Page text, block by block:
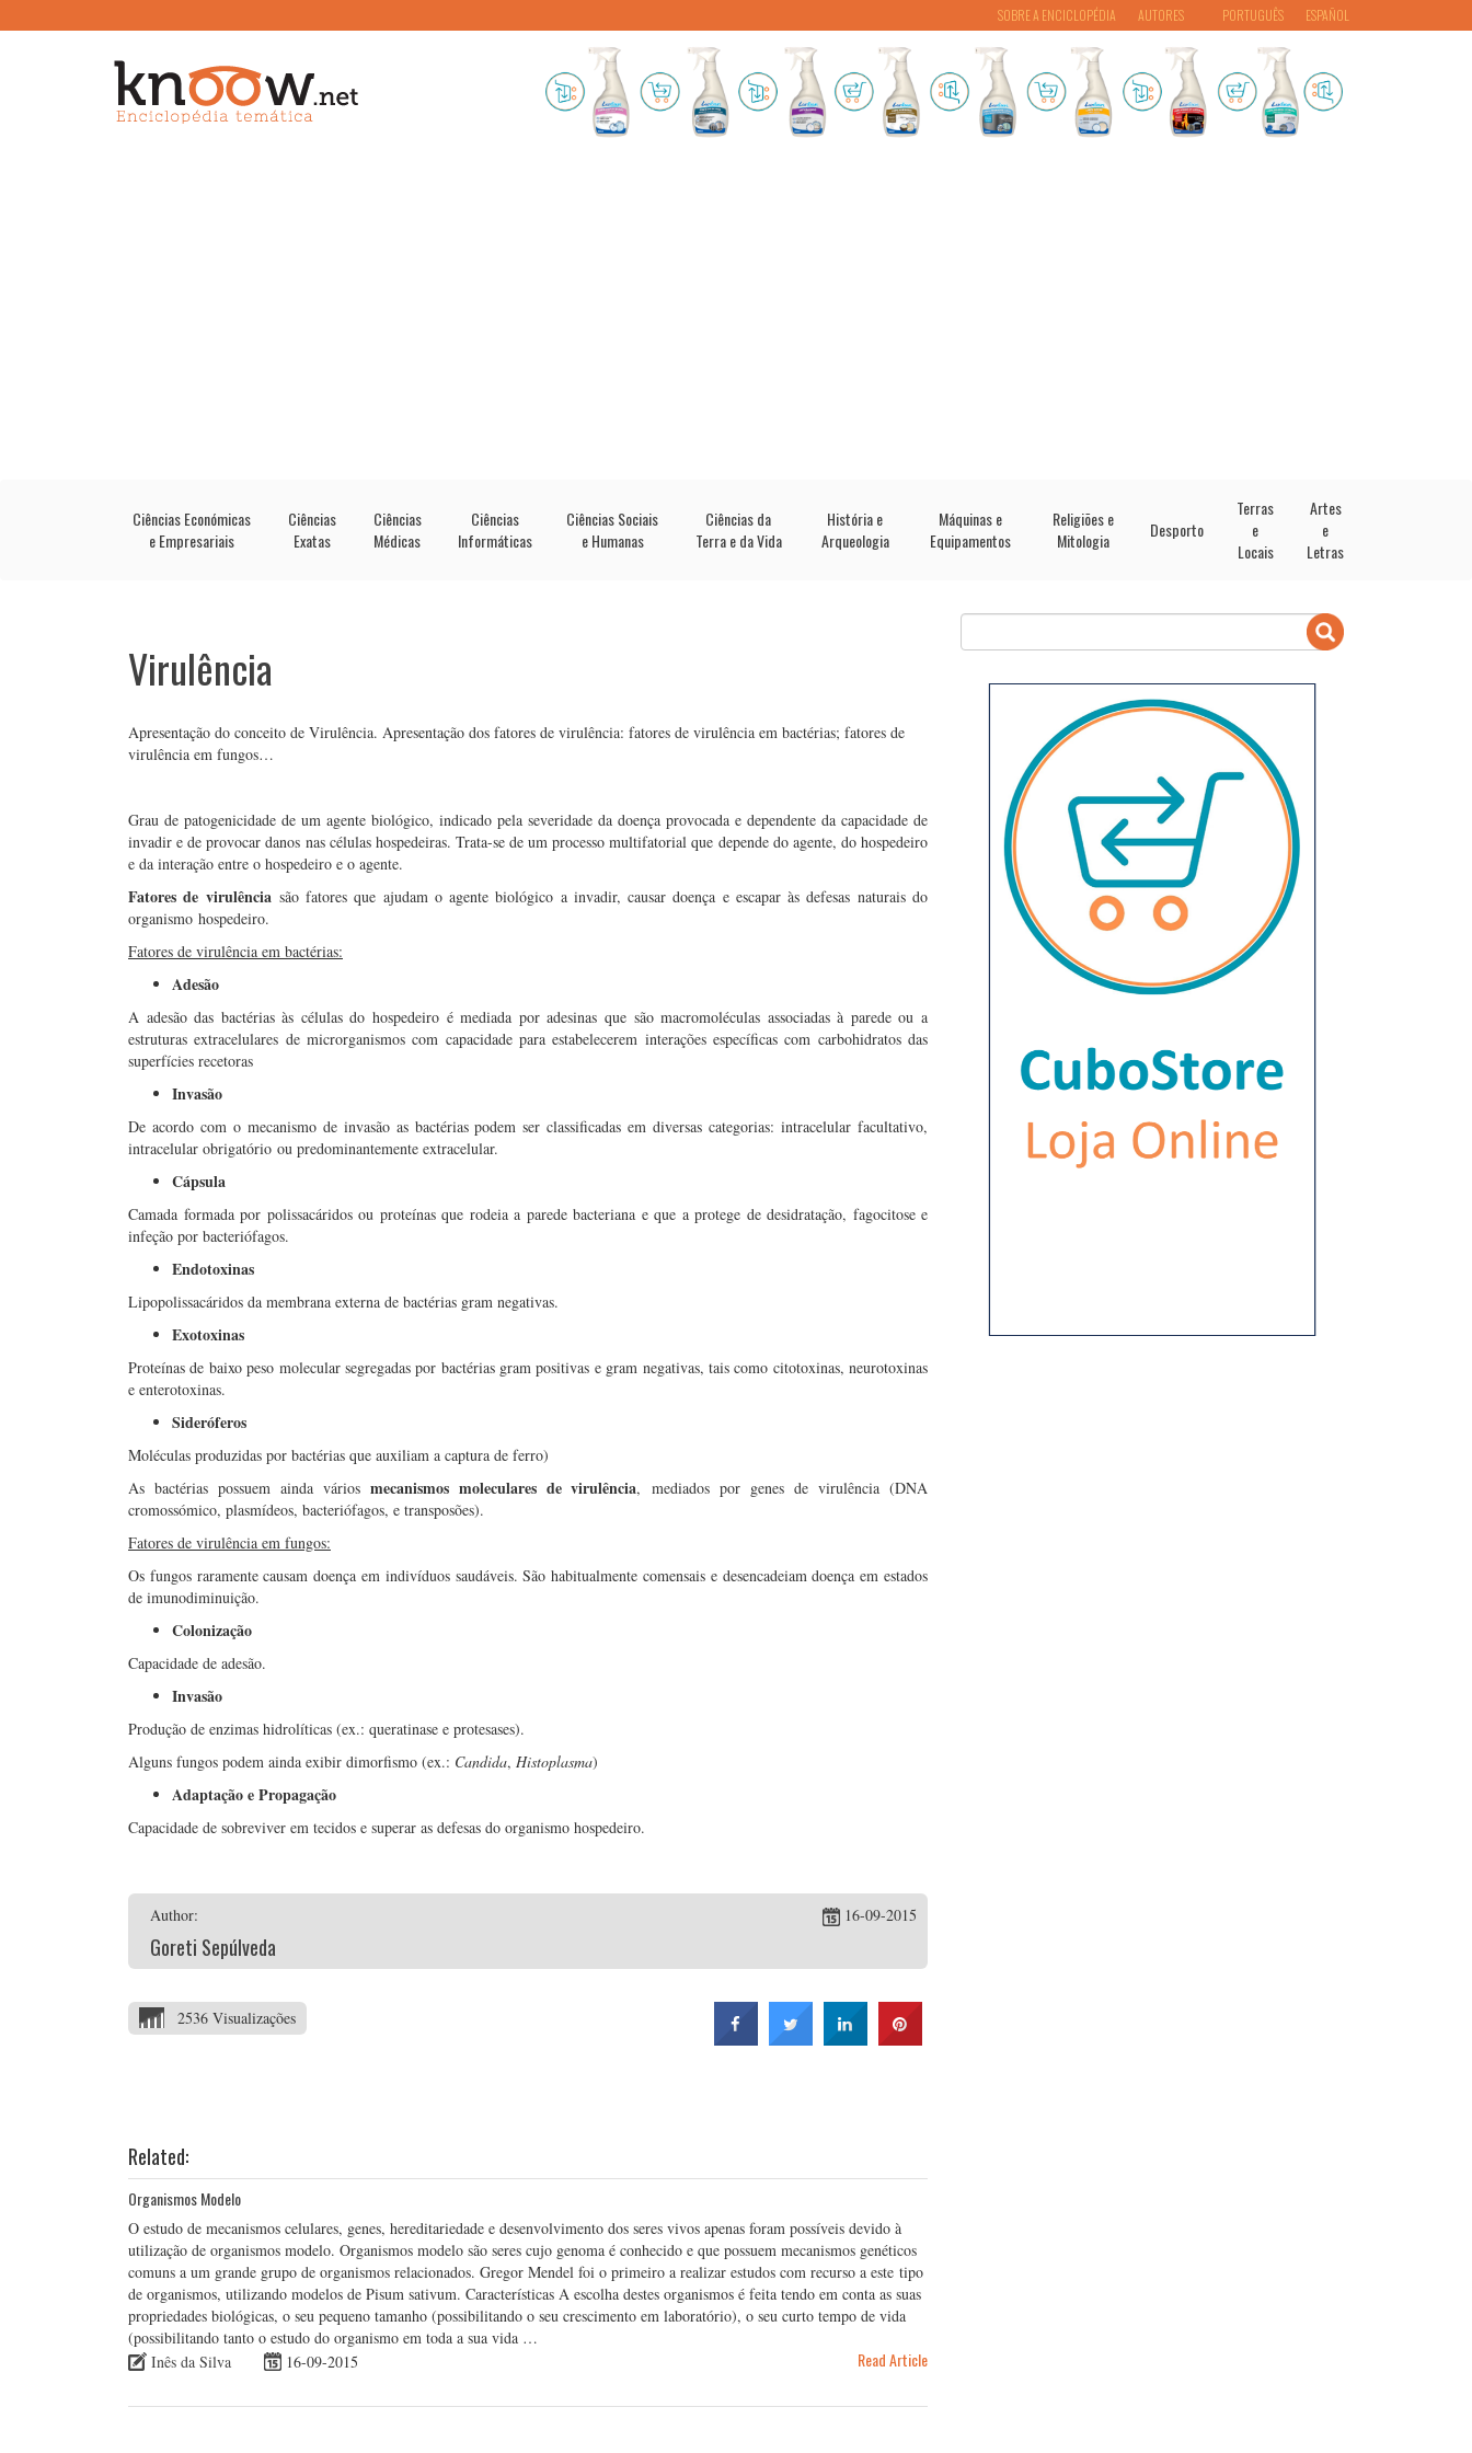
PORTUGUÊS ESPAÑOL
SOBRE A ENCICLOPÉDIA AUTORES
Ciências Económicas
e Empresariais
Ciências
Exatas
Ciências
Médicas
Ciências
Informáticas
Ciências Sociais
e Humanas
Ciências da
Terra e da Vida
História e
Arqueologia
Máquinas e
Equipamentos
Religiões e
Mitologia
Desporto
Terras
e
Locais
Artes
e
Letras
Virulência
Apresentação do conceito de Virulência. Apresentação dos fatores de virulência: fatores de virulência em bactérias; fatores de
virulência em fungos…
Grau de patogenicidade de um agente biológico, indicado pela severidade da doença provocada e dependente da capacidade de
invadir e de provocar danos nas células hospedeiras. Trata-se de um processo multifatorial que depende do agente, do hospedeiro
e da interação entre o hospedeiro e o agente.
Fatores de virulência são fatores que ajudam o agente biológico a invadir, causar doença e escapar às defesas naturais do
organismo hospedeiro.
Fatores de virulência em bactérias:
Adesão
A adesão das bactérias às células do hospedeiro é mediada por adesinas que são macromoléculas associadas à parede ou a
estruturas extracelulares de microrganismos com capacidade para estabelecerem interações específicas com carbohidratos das
superfícies recetoras
Invasão
De acordo com o mecanismo de invasão as bactérias podem ser classificadas em diversas categorias: intracelular facultativo,
intracelular obrigatório ou predominantemente extracelular.
Cápsula
Camada formada por polissacáridos ou proteínas que rodeia a parede bacteriana e que a protege de desidratação, fagocitose e
infeção por bacteriófagos.
Endotoxinas
Lipopolissacáridos da membrana externa de bactérias gram negativas.
Exotoxinas
Proteínas de baixo peso molecular segregadas por bactérias gram positivas e gram negativas, tais como citotoxinas, neurotoxinas
e enterotoxinas.
Sideróferos
Moléculas produzidas por bactérias que auxiliam a captura de ferro)
As bactérias possuem ainda vários mecanismos moleculares de virulência, mediados por genes de virulência (DNA
cromossómico, plasmídeos, bacteriófagos, e transposões).
Fatores de virulência em fungos:
Os fungos raramente causam doença em indivíduos saudáveis. São habitualmente comensais e desencadeiam doença em estados
de imunodiminuição.
Colonização
Capacidade de adesão.
Invasão
Produção de enzimas hidrolíticas (ex.: queratinase e protesases).
Alguns fungos podem ainda exibir dimorfismo (ex.: Candida, Histoplasma)
Adaptação e Propagação
Capacidade de sobreviver em tecidos e superar as defesas do organismo hospedeiro.
Author:
Goreti Sepúlveda
16-09-2015
2536 Visualizações
Related:
Organismos Modelo
O estudo de mecanismos celulares, genes, hereditariedade e desenvolvimento dos seres vivos apenas foram possíveis devido à
utilização de organismos modelo. Organismos modelo são seres cujo genoma é conhecido e que possuem mecanismos genéticos
comuns a um grande grupo de organismos relacionados. Gregor Mendel foi o primeiro a realizar estudos com recurso a este tipo
de organismos, utilizando modelos de Pisum sativum. Características A escolha destes organismos é feita tendo em conta as suas
propriedades biológicas, o seu pequeno tamanho (possibilitando o seu crescimento em laboratório), o seu curto tempo de vida
(possibilitando tanto o estudo do organismo em toda a sua vida …
Inês da Silva
16-09-2015 Read Article